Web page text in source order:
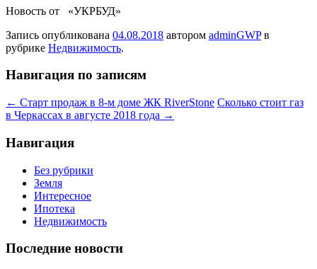
Новость от «УКРБУД»
Запись опубликована 04.08.2018 автором adminGWPв
рубрике Недвижимость.
Навигация по записям
← Старт продаж в 8-м доме ЖК RiverStone Сколько стоит газ
в Черкассах в августе 2018 года →
Навигация
Без рубрики
Земля
Интересное
Ипотека
Недвижимость
Последние новости